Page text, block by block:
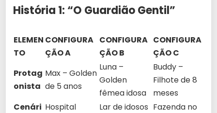
História 1: “O Guardião Gentil”
ELEMEN
TO
CONFIGURA
ÇÃO A
CONFIGURA
ÇÃO B
CONFIGURA
ÇÃO C
Protag
onista
Max – Golden
de 5 anos
Luna –
Golden
fêmea idosa
Buddy –
Filhote de 8
meses
Cenári Hospital
Lar de idosos Fazenda no